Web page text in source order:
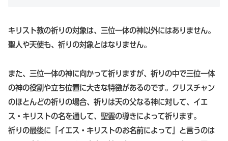
キリスト教の祈りの対象は、三位一体の神以外にはありません。
聖人や天使も、祈りの対象とはなりません。
また、三位一体の神に向かって祈りますが、祈りの中で三位一体
の神の役割や立ち位置に大きな特徴があるのです。クリスチャン
のほとんどの祈りの場合、祈りは天の父なる神に対して、イエ
ス・キリストの名を通して、聖霊の導きによって祈ります。
祈りの最後に「イエス・キリストのお名前によって」と言うのは